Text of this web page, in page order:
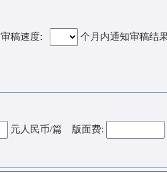
稿速度: 个月内通知审稿结
元人民币/篇 版面费: